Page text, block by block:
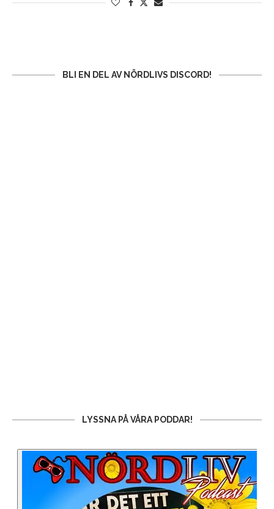
BLI EN DEL AV NÖRDLIVS DISCORD!
LYSSNA PÅ VÅRA PODDAR!